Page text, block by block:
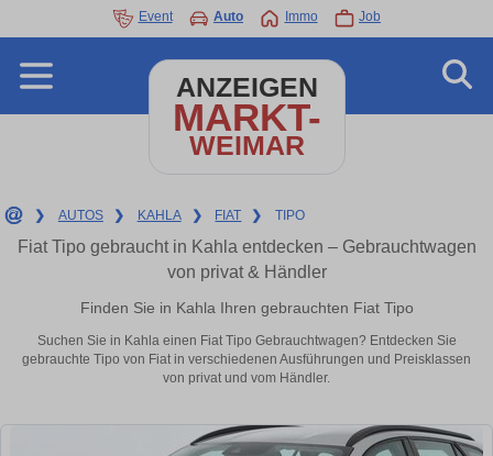
Event Auto Immo Job
ANZEIGEN
MARKT-
WEIMAR
❯ AUTOS ❯ KAHLA ❯ FIAT ❯ TIPO
Fiat Tipo gebraucht in Kahla entdecken – Gebrauchtwagen
von privat & Händler
Finden Sie in Kahla Ihren gebrauchten Fiat Tipo
Suchen Sie in Kahla einen Fiat Tipo Gebrauchtwagen? Entdecken Sie
gebrauchte Tipo von Fiat in verschiedenen Ausführungen und Preisklassen
von privat und vom Händler.